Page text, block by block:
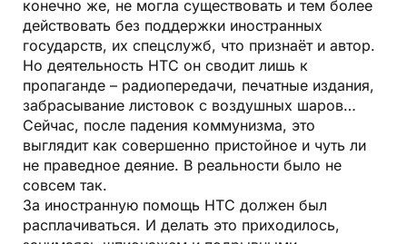
конечно же, не могла существовать и тем более
действовать без поддержки иностранных
государств, их спецслужб, что признаёт и автор.
Но деятельность НТС он сводит лишь к
пропаганде – радиопередачи, печатные издания,
забрасывание листовок с воздушных шаров…
Сейчас, после падения коммунизма, это
выглядит как совершенно пристойное и чуть ли
не праведное деяние. В реальности было не
совсем так.
За иностранную помощь НТС должен был
расплачиваться. И делать это приходилось,